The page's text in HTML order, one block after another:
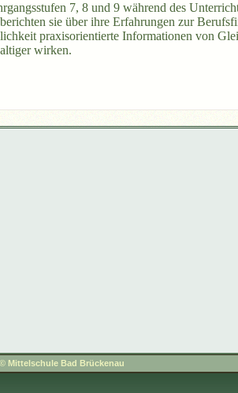
7, 8 und 9 während des
sie über ihre Erfahrungen zur
praxisorientierte Informationen von
wirken.
© Mittelschule Bad Brückenau